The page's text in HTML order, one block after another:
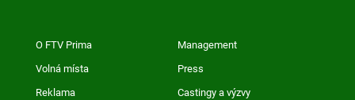
O FTV Prima Management
Volná místa Press
Reklama Castingy a výzvy